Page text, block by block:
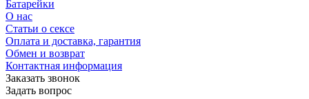
Батарейки
О нас
Статьи о сексе
Оплата и доставка, гарантия
Обмен и возврат
Контактная информация
Заказать звонок
Задать вопрос